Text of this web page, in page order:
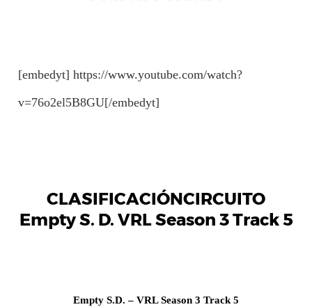
[embedyt] https://www.youtube.com/watch?
v=76o2el5B8GU[/embedyt]
CLASIFICACIÓNCIRCUITO
Empty S. D. VRL Season 3 Track 5
Empty S.D. – VRL Season 3 Track 5